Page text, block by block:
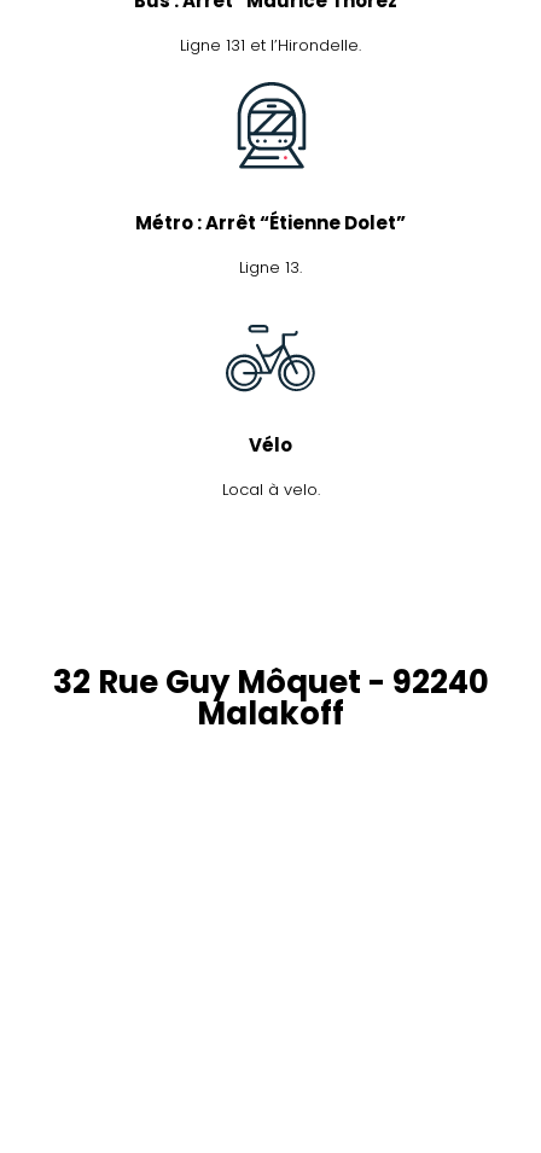
Ligne 131 et l’Hirondelle.
Métro : Arrêt “Étienne Dolet”
Ligne 13.
Vélo
Local à velo.
32 Rue Guy Môquet - 92240
Malakoff